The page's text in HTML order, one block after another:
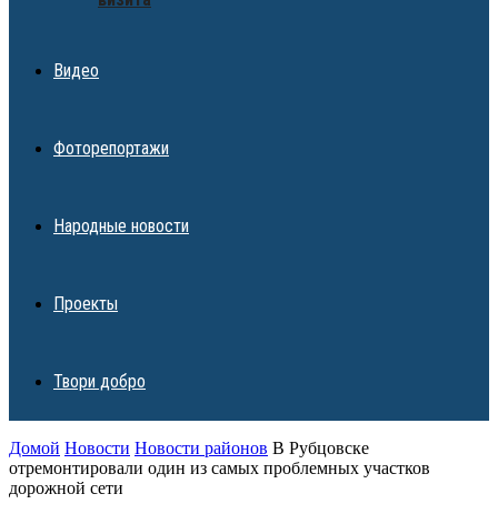
Видео
Фоторепортажи
Народные новости
Проекты
Твори добро
Домой Новости Новости районов В Рубцовске
отремонтировали один из самых проблемных участков
дорожной сети